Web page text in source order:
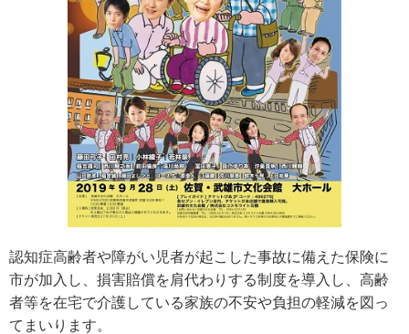
認知症高齢者や障がい児者が起こした事故に備えた保険に
市が加入し、損害賠償を肩代わりする制度を導入し、高齢
者等を在宅で介護している家族の不安や負担の軽減を図っ
てまいります。